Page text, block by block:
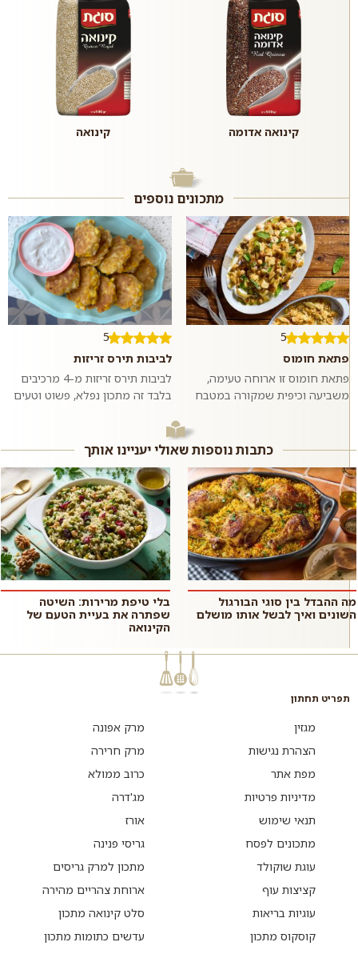
קינואה אדומה קינואה
מתכונים נוספים
5
פתאת חומוס
פתאת חומוס זו ארוחה טעימה,
משביעה וכיפית שמקורה במטבח
5
לביבות תירס זריזות
לביבות תירס זריזות מ-4 מרכיבים
בלבד זה מתכון נפלא, פשוט וטעים
בכל יום אחר בשנה אתם תהנו
מהלב...
כתבות נוספות שאולי יעניינו אותך
מה ההבדל בין סוגי הבורגול
השונים ואיך לבשל אותו מושלם
בלי טיפת מרירות: השיטה
שפתרה את בעיית הטעם של
הקינואה
תפריט תחתון
מגזין
הצהרת נגישות
מפת אתר
מדיניות פרטיות
תנאי שימוש
מתכונים לפסח
עוגת שוקולד
קציצות עוף
עוגיות בריאות
קוסקוס מתכון
מרק אפונה
מרק חרירה
כרוב ממולא
מג'דרה
אורז
גריסי פנינה
מתכון למרק גריסים
ארוחת צהריים מהירה
סלט קינואה מתכון
עדשים כתומות מתכון